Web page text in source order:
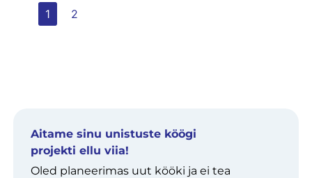
1 2
Aitame sinu unistuste köögi
projekti ellu viia!
Oled planeerimas uut kööki ja ei tea